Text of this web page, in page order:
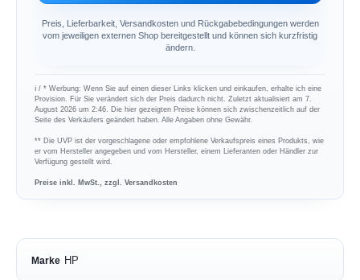
Preis, Lieferbarkeit, Versandkosten und Rückgabebedingungen werden
vom jeweiligen externen Shop bereitgestellt und können sich kurzfristig
ändern.
ℹ︎ / * Werbung: Wenn Sie auf einen dieser Links klicken und einkaufen, erhalte ich eine
Provision. Für Sie verändert sich der Preis dadurch nicht. Zuletzt aktualisiert am 7.
August 2026 um 2:46. Die hier gezeigten Preise können sich zwischenzeitlich auf der
Seite des Verkäufers geändert haben. Alle Angaben ohne Gewähr.
** Die UVP ist der vorgeschlagene oder empfohlene Verkaufspreis eines Produkts, wie
er vom Hersteller angegeben und vom Hersteller, einem Lieferanten oder Händler zur
Verfügung gestellt wird.
Preise inkl. MwSt., zzgl. Versandkosten
Marke HP